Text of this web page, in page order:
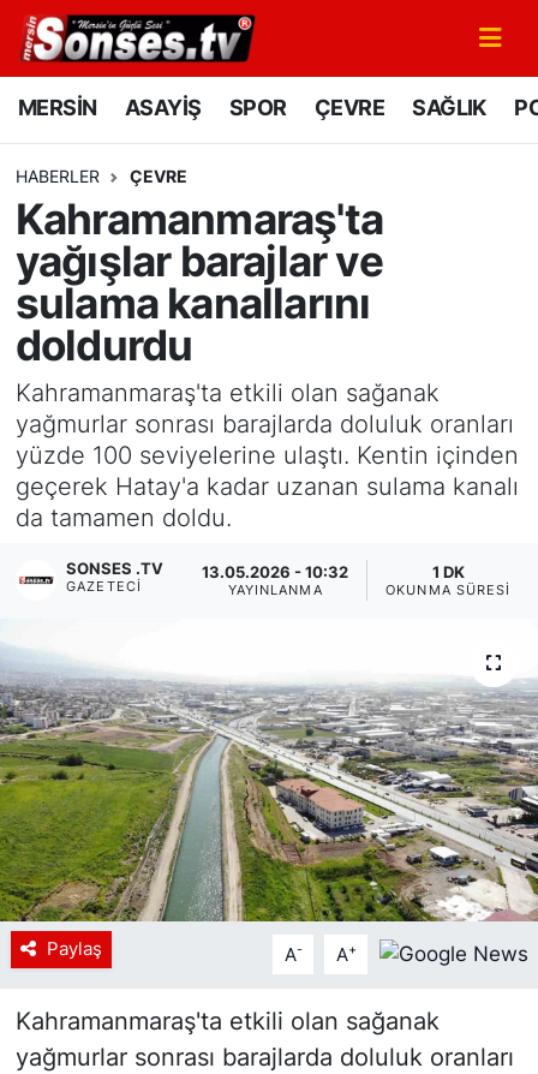
MERSİN ASAYİŞ SPOR ÇEVRE SAĞLIK
HABERLER ÇEVRE
Kahramanmaraş'ta
yağışlar barajlar ve
sulama kanallarını
doldurdu
Kahramanmaraş'ta etkili olan sağanak
yağmurlar sonrası barajlarda doluluk oranları
yüzde 100 seviyelerine ulaştı. Kentin içinden
geçerek Hatay'a kadar uzanan sulama kanalı
da tamamen doldu.
SONSES .TV
GAZETECI
13.05.2026 - 10:32
YAYINLANMA
1 DK
OKUNMA SÜRESI
Paylaş A- A+
Kahramanmaraş'ta etkili olan sağanak
yağmurlar sonrası barajlarda doluluk oranları
MERSİN
SPOR
GÜNÜN MANŞETİ
DÜNYA
KÜLTÜR - SANAT
MAGAZİN
SAĞLIK
Siyaset
Haberde insan
Tanıtım
Mersin Nöbetçi Eczaneler
Mersin Namaz Vakitleri
Mersin Trafik Yoğunluk Haritası
Süper Lig Puan Durumu ve Fikstür
Tüm Manşetler
Son Dakika Haberleri
Haber Arşivi